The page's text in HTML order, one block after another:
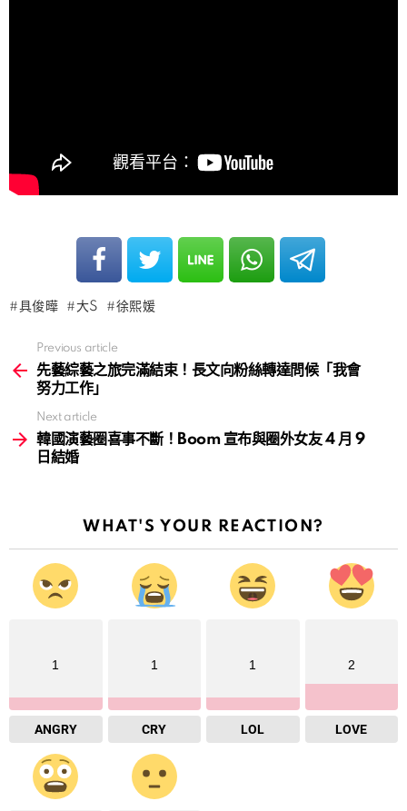
具俊曄 大S 徐熙媛
more
Previous article
先藝綜藝之旅完滿結束！長文向粉絲轉達問候「我會
努力工作」
Next article
韓國演藝圈喜事不斷！Boom 宣布與圈外女友 4 月 9
日結婚
WHAT'S YOUR REACTION?
1
ANGRY
1
CRY
1
LOL
2
LOVE